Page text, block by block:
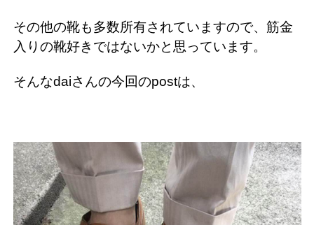
その他の靴も多数所有されていますので、筋金
入りの靴好きではないかと思っています。
そんなdaiさんの今回のpostは、